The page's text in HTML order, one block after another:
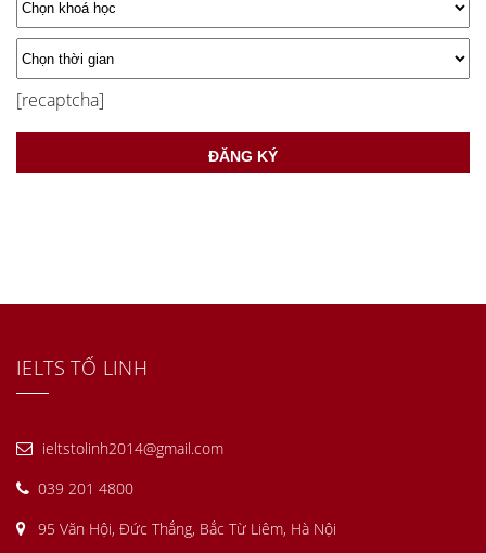
[recaptcha]
IELTS TỐ LINH
ieltstolinh2014@gmail.com
039 201 4800
95 Văn Hội, Đức Thắng, Bắc Từ Liêm, Hà Nội